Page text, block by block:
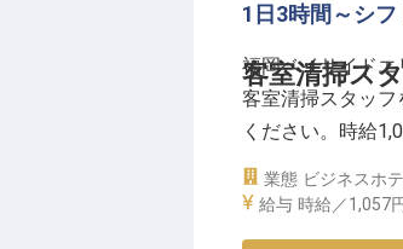
客室清掃ス
1日3時間～シフ
福岡ベイサイドエ
客室清掃スタッ
ください。時給
自身の都合や希望
え、スタッフ全員
業態 ビジネスホ
給与 時給／1,057